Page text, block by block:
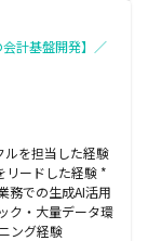
計基盤開発】／
ルを担当した経験
リードした経験 *
務での生成AI活用
ク・大量データ環
ング経験